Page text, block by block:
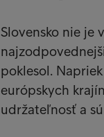
Slovensko nie je
poklesol.
európskych
udržateľnosť a